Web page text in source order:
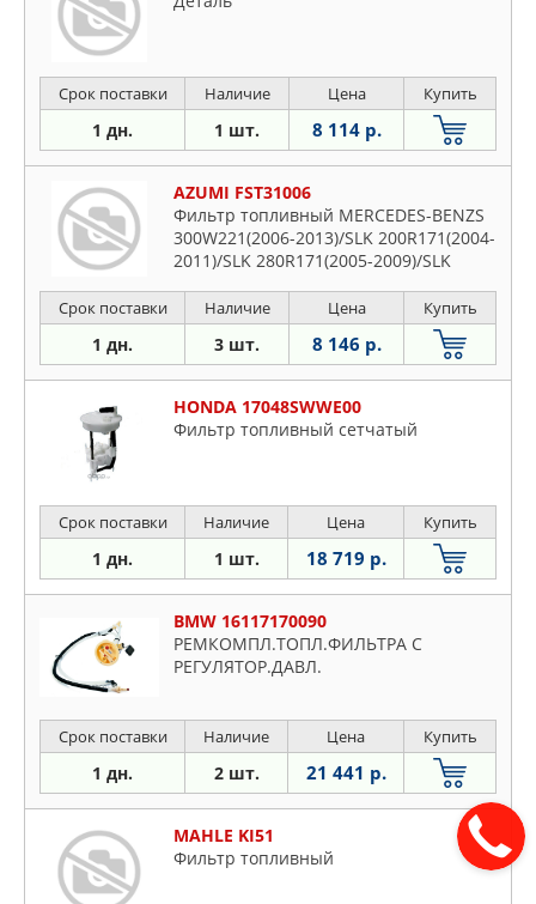
Срок поставки Наличие Цена Купить
1 дн. 1 шт. 8 114 р.
AZUMI FST31006
Фильтр топливный MERCEDES-BENZS
300W221(2006-2013)/SLK 200R171(2004-
2011)/SLK 280R171(2005-2009)/SLK
AMGR171(2004-2011)
Срок поставки Наличие Цена Купить
1 дн. 3 шт. 8 146 р.
HONDA 17048SWWE00
Фильтр топливный сетчатый
Срок поставки Наличие Цена Купить
1 дн. 1 шт. 18 719 р.
BMW 16117170090
РЕМКОМПЛ.ТОПЛ.ФИЛЬТРА С
РЕГУЛЯТОР.ДАВЛ.
Срок поставки Наличие Цена Купить
1 дн. 2 шт. 21 441 р.
MAHLE KI51
Фильтр топливный